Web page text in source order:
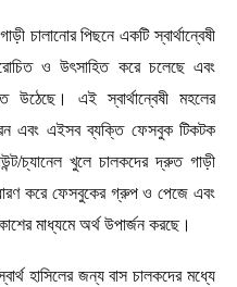
চালানোর পিছনে একটি স্বার্থান্বেষী
ও উৎসাহিত করে চলেছে এবং
উঠেছে। এই স্বার্থান্বেষী মহলের
এবং এইসব ব্যক্তি ফেসবুক টিকটক
চ্যানেল খুলে চালকদের দ্রুত গাড়ী
করে ফেসবুকের গ্রুপ ও পেজে এবং
মাধ্যমে অর্থ উপার্জন করছে।
হাসিলের জন্য বাস চালকদের মধ্যে